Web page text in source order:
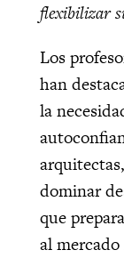
flexibilizar
Los
han
la
dominar
que
al